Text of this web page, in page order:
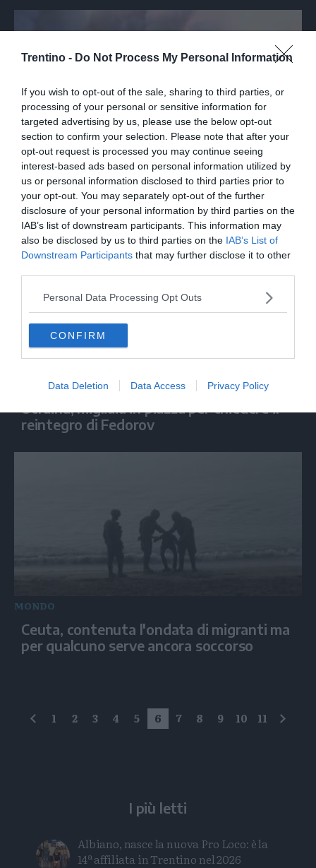
Trentino - Do Not Process My Personal Information
If you wish to opt-out of the sale, sharing to third parties, or
processing of your personal or sensitive information for
targeted advertising by us, please use the below opt-out
section to confirm your selection. Please note that after your
opt-out request is processed you may continue seeing
interest-based ads based on personal information utilized by
us or personal information disclosed to third parties prior to
your opt-out. You may separately opt-out of the further
disclosure of your personal information by third parties on the
IAB’s list of downstream participants. This information may
also be disclosed by us to third parties on the IAB’s List of
Downstream Participants that may further disclose it to other
Personal Data Processing Opt Outs
CONFIRM
Data Deletion Data Access Privacy Policy
MONDO
Grecia, incendio a 70 km da Atene
minaccia Porto Germeno
MONDO
reintegro di Fedorov
MONDO
Ceuta, contenuta l'ondata di migranti ma
per qualcuno serve ancora soccorso
precedente
1 2 3 4 5 6 7 8 9 10 11
I più letti
Albiano, nasce la nuova Pro Loco: è la
14ª affiliata in Trentino nel 2026